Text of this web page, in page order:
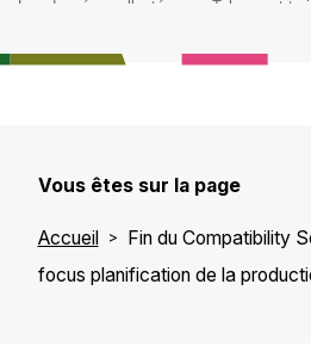
Vous êtes sur la page
Accueil
Fin du Compatibility
focus planification de la